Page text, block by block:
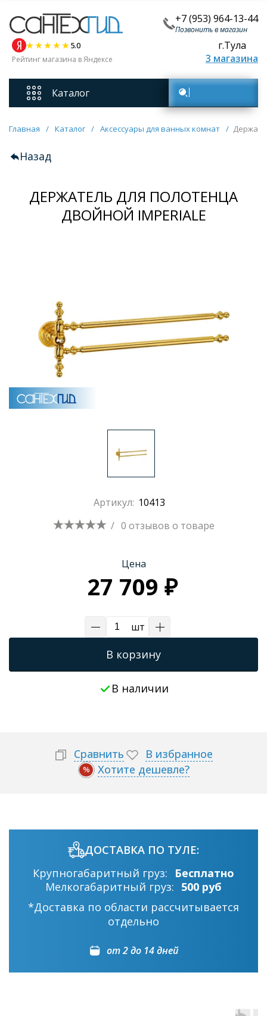
+7 (953) 964-13-44
Позвонить в магазин
5.0
Рейтинг магазина в Яндексе
г.Тула
3 магазина
Каталог
Смесители
Унитазы
Мебель для ванных комнат
Раковины
Душевые кабины
Полотенцесушители
Аксессуары для ванных комнат
Душевые поддоны
Душевые уголки и ограждения
Главная / Каталог / Аксессуары для ванных комнат /
Назад
ДЕРЖАТЕЛЬ ДЛЯ ПОЛОТЕНЦА
ДВОЙНОЙ IMPERIALE
Артикул: 10413
/ 0 отзывов о товаре
Цена
27 709 ₽
шт
В корзину
В наличии
Сравнить В избранное
% Хотите дешевле?
ДОСТАВКА ПО ТУЛЕ:
Крупногабаритный груз:
Бесплатно
Мелкогабаритный груз: 500 руб
*Доставка по области рассчитывается
отдельно
от 2 до 14 дней